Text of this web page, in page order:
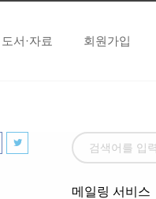
도서·자료 회원가입
메일링 서비스